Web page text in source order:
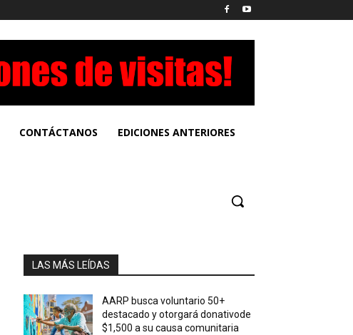
CONTÁCTANOS EDICIONES ANTERIORES
LAS MÁS LEÍDAS
AARP busca voluntario 50+
destacado y otorgará donativode
$1,500 a su causa comunitaria